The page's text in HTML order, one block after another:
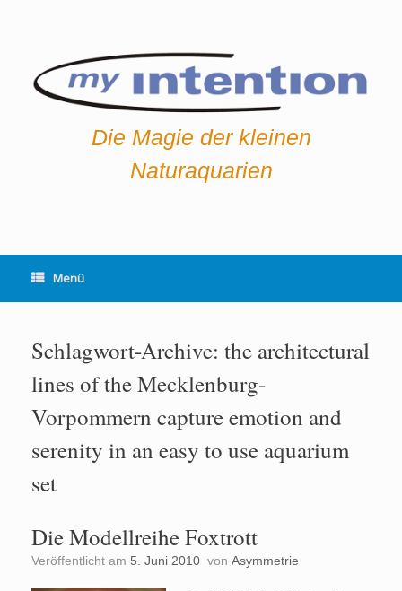
Die Magie der kleinen
Naturaquarien
Menü
Schlagwort-Archive: the architectural
lines of the Mecklenburg-
Vorpommern capture emotion and
serenity in an easy to use aquarium
set
Die Modellreihe Foxtrott
Veröffentlicht am 5. Juni 2010 von Asymmetrie